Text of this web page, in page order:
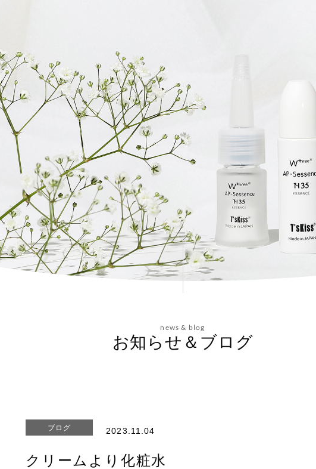
news & blog
お知らせ＆ブログ
ブログ 2023.11.04
クリームより化粧水